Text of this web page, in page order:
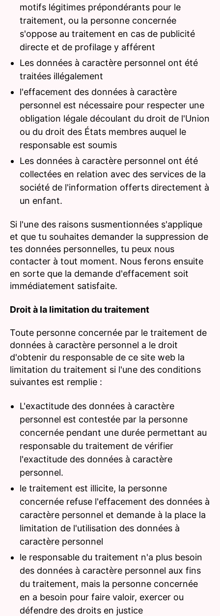
motifs légitimes prépondérants pour le
traitement, ou la personne concernée
s'oppose au traitement en cas de publicité
directe et de profilage y afférent
Les données à caractère personnel ont été
traitées illégalement
l'effacement des données à caractère
personnel est nécessaire pour respecter une
obligation légale découlant du droit de l'Union
ou du droit des États membres auquel le
responsable est soumis
Les données à caractère personnel ont été
collectées en relation avec des services de la
société de l'information offerts directement à
un enfant.
Si l'une des raisons susmentionnées s'applique
et que tu souhaites demander la suppression de
tes données personnelles, tu peux nous
contacter à tout moment. Nous ferons ensuite
en sorte que la demande d'effacement soit
immédiatement satisfaite.
Droit à la limitation du traitement
Toute personne concernée par le traitement de
données à caractère personnel a le droit
d'obtenir du responsable de ce site web la
limitation du traitement si l'une des conditions
suivantes est remplie :
L'exactitude des données à caractère
personnel est contestée par la personne
concernée pendant une durée permettant au
responsable du traitement de vérifier
l'exactitude des données à caractère
personnel.
le traitement est illicite, la personne
concernée refuse l'effacement des données à
caractère personnel et demande à la place la
limitation de l'utilisation des données à
caractère personnel
le responsable du traitement n'a plus besoin
des données à caractère personnel aux fins
du traitement, mais la personne concernée
en a besoin pour faire valoir, exercer ou
défendre des droits en justice